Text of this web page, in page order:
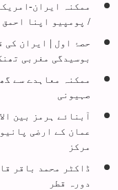
ممکنہ ایران-
/ پومپیو اپنا
حصۂ اول | ایران کی
بوسیدگی مغربی
ممکنہ معاہدے سے
صہیونی
‌آبنائے ہرمز بین
عمان کے ارضی
مرکز
ڈاکٹر محمد باقر
دورہ قطر